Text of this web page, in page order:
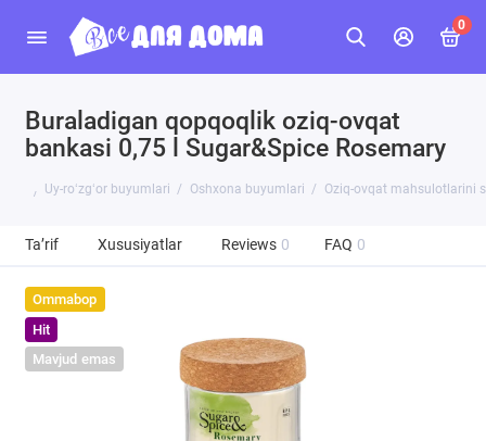
0
Buraladigan qopqoqlik oziq-ovqat
bankasi 0,75 l Sugar&Spice Rosemary
Uy-roʻzgʻor buyumlari Oshxona buyumlari Oziq-ovqat mahsulotlarini
Ta’rif Xususiyatlar Reviews 0 FAQ 0
Ommabop
Hit
Mavjud emas